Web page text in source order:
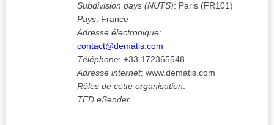
Subdivision pays (NUTS): Paris (FR101)
Pays: France
Adresse électronique:
contact@dematis.com
Téléphone: +33 172365548
Adresse internet: www.dematis.com
Rôles de cette organisation:
TED eSender